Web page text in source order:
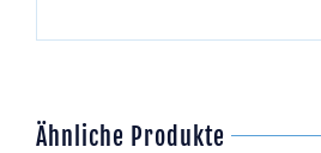
Ähnliche Produkte